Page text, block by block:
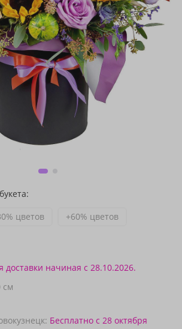
цветов +60% цветов
доставки начиная с 28.10.2026.
см
Бесплатно с 28 октября